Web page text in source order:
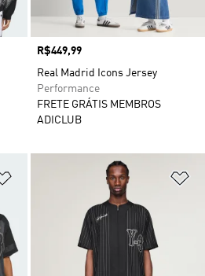
Preço
R$449,99
Real Madrid Icons Jersey
Performance
FRETE GRÁTIS MEMBROS
ADICLUB
Adicionar à Lista de Desejos